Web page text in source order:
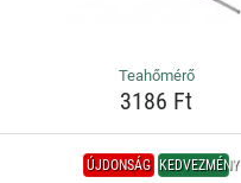
Teahőmérő
3186 Ft
ÚJDONSÁG KEDVEZMÉNY